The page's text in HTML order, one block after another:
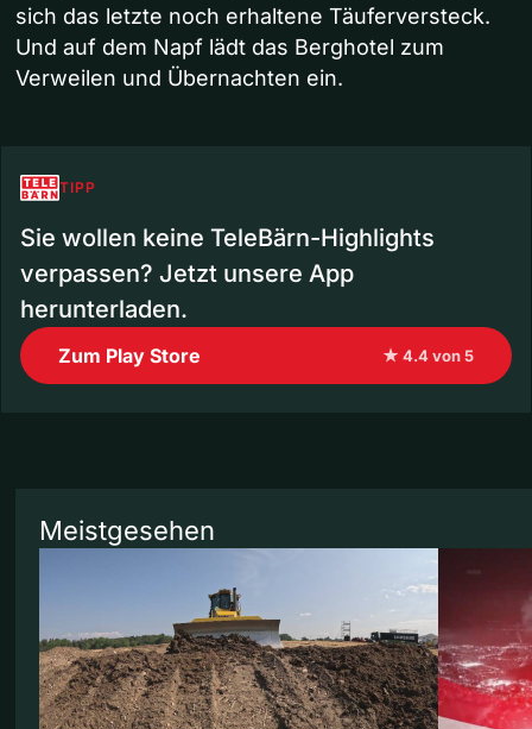
sich das letzte noch erhaltene Täuferversteck.
Und auf dem Napf lädt das Berghotel zum
Verweilen und Übernachten ein.
TIPP
Sie wollen keine TeleBärn-Highlights
verpassen? Jetzt unsere App
herunterladen.
Zum Play Store ★ 4.4 von 5
Meistgesehen